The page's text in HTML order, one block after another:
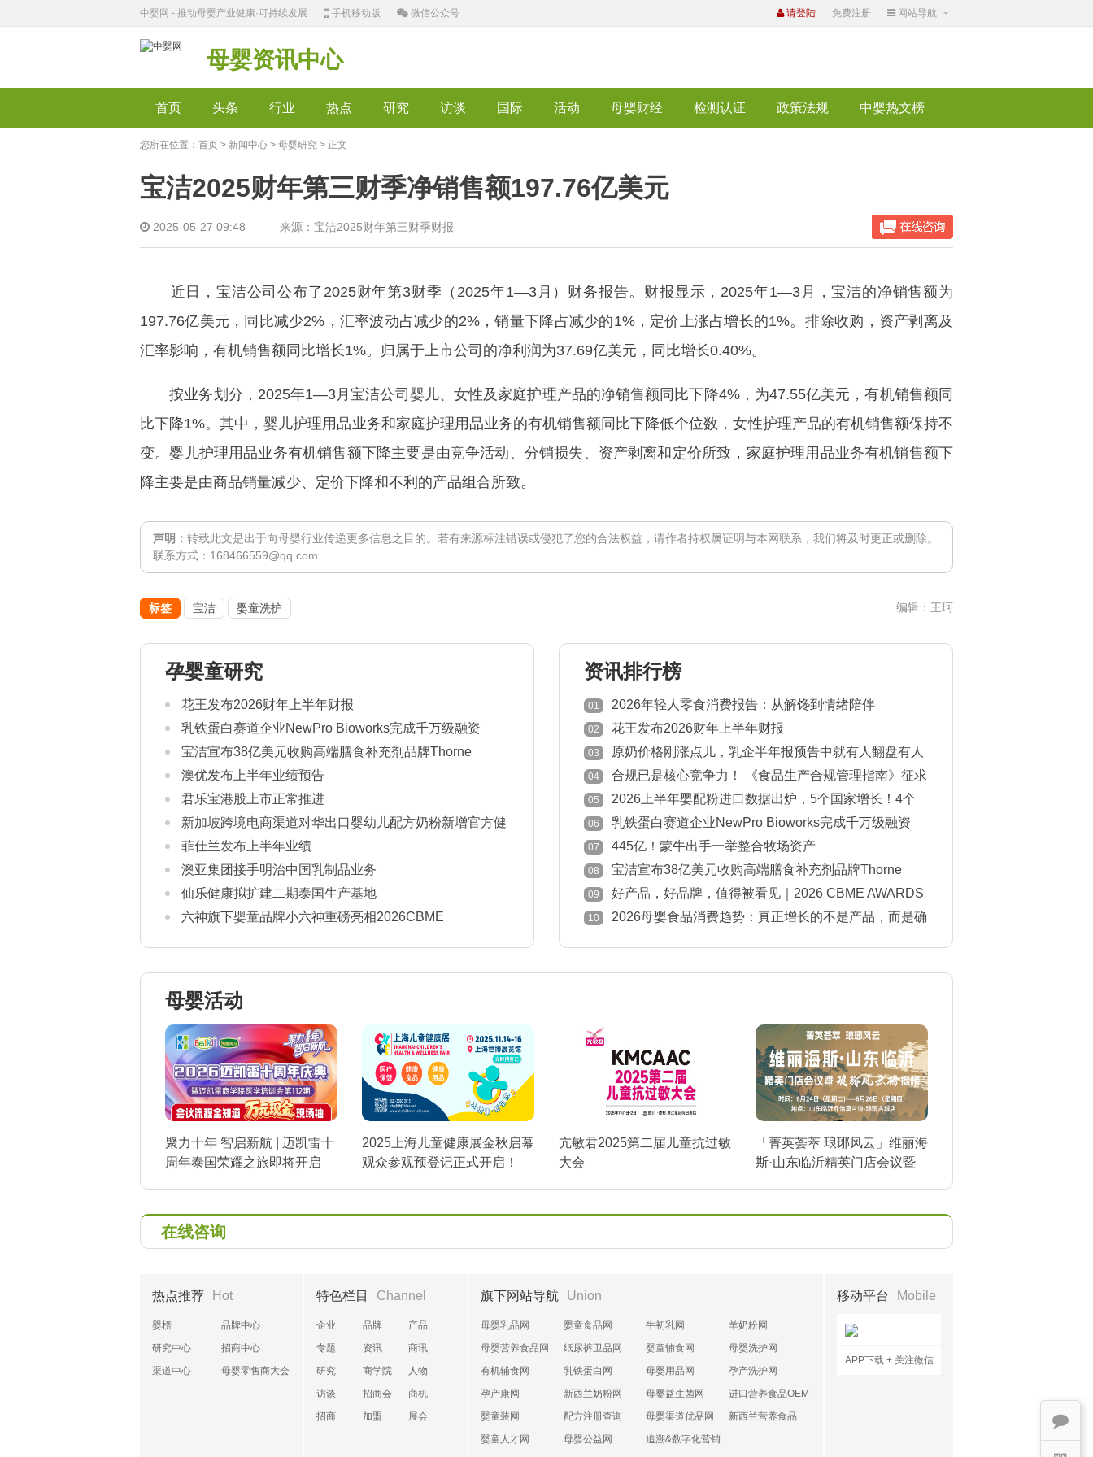
中婴网 - 推动母婴产业健康·可持续发展 手机移动版 微信公众号 请登陆 免费注册 网站导航
母婴资讯中心
首页 头条 行业 热点 研究 访谈 国际 活动 母婴财经 检测认证 政策法规 中婴热文榜
您所在位置： 首页 > 新闻中心 > 母婴研究 > 正文
宝洁2025财年第三财季净销售额197.76亿美元
2025-05-27 09:48 来源：宝洁2025财年第三财季财报
近日，宝洁公司公布了2025财年第3财季（2025年1—3月）财务报告。财报显示，2025年1—3月，宝洁的净销售额为
197.76亿美元，同比减少2%，汇率波动占减少的2%，销量下降占减少的1%，定价上涨占增长的1%。排除收购，资产剥离及
汇率影响，有机销售额同比增长1%。归属于上市公司的净利润为37.69亿美元，同比增长0.40%。
按业务划分，2025年1—3月宝洁公司婴儿、女性及家庭护理产品的净销售额同比下降4%，为47.55亿美元，有机销售额同
比下降1%。其中，婴儿护理用品业务和家庭护理用品业务的有机销售额同比下降低个位数，女性护理产品的有机销售额保持不
变。婴儿护理用品业务有机销售额下降主要是由竞争活动、分销损失、资产剥离和定价所致，家庭护理用品业务有机销售额下
降主要是由商品销量减少、定价下降和不利的产品组合所致。
声明： 转载此文是出于向母婴行业传递更多信息之目的。若有来源标注错误或侵犯了您的合法权益，请作者持权属证明与本网联系，我们将及时更正或删除。
联系方式：168466559@qq.com
标签 宝洁 婴童洗护 编辑：王珂
孕婴童研究
花王发布2026财年上半年财报
乳铁蛋白赛道企业NewPro Bioworks完成千万级融资
宝洁宣布38亿美元收购高端膳食补充剂品牌Thorne
澳优发布上半年业绩预告
君乐宝港股上市正常推进
新加坡跨境电商渠道对华出口婴幼儿配方奶粉新增官方健
康证书通关要求
菲仕兰发布上半年业绩
澳亚集团接手明治中国乳制品业务
仙乐健康拟扩建二期泰国生产基地
六神旗下婴童品牌小六神重磅亮相2026CBME
资讯排行榜
01 2026年轻人零食消费报告：从解馋到情绪陪伴
02 花王发布2026财年上半年财报
03
原奶价格刚涨点儿，乳企半年报预告中就有人翻盘有人
退市
04
合规已是核心竞争力！ 《食品生产合规管理指南》征求
意见
05
2026上半年婴配粉进口数据出炉，5个国家增长！4个
国家下降！
06 乳铁蛋白赛道企业NewPro Bioworks完成千万级融资
07 445亿！蒙牛出手一举整合牧场资产
08 宝洁宣布38亿美元收购高端膳食补充剂品牌Thorne
09
好产品，好品牌，值得被看见｜2026 CBME AWARDS
中国孕婴童产业奖获奖榜单揭晓
10
2026母婴食品消费趋势：真正增长的不是产品，而是确
母婴活动
聚力十年 智启新航 | 迈凯雷十
周年泰国荣耀之旅即将开启
2025上海儿童健康展金秋启幕
观众参观预登记正式开启！
亢敏君2025第二届儿童抗过敏
大会
「菁英荟萃 琅琊风云」维丽海
斯·山东临沂精英门店会议暨
在线咨询
热点推荐 Hot
婴榜
品牌中心
研究中心
招商中心
渠道中心
母婴零售商大会
特色栏目 Channel
企业 品牌
产品
专题
资讯
商讯
研究
商学院
人物
访谈
招商会
商机
招商
加盟 展会
旗下网站导航 Union
母婴乳品网 婴童食品网 牛初乳网
羊奶粉网
母婴营养食品网
纸尿裤卫品网 婴童辅食网
母婴洗护网
有机辅食网
乳铁蛋白网 母婴用品网
孕产洗护网
孕产康网
新西兰奶粉网 母婴益生菌网
进口营养食品OEM
婴童装网
配方注册查询 母婴渠道优品网
新西兰营养食品
婴童人才网 母婴公益网 追溯&数字化营销
移动平台 Mobile
APP下载 + 关注微信